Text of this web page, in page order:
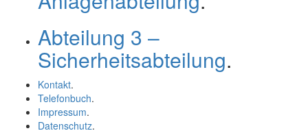
Abteilung 3 –
Sicherheitsabteilung.
Kontakt.
Telefonbuch.
Impressum.
Datenschutz.